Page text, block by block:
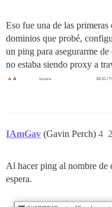
Eso fue una de las primeras
dominios que probé,
un ping para asegurarme
no estaba siendo proxy a
IAmGav (Gavin Perch) 4
Al hacer ping al nombre de
espera.